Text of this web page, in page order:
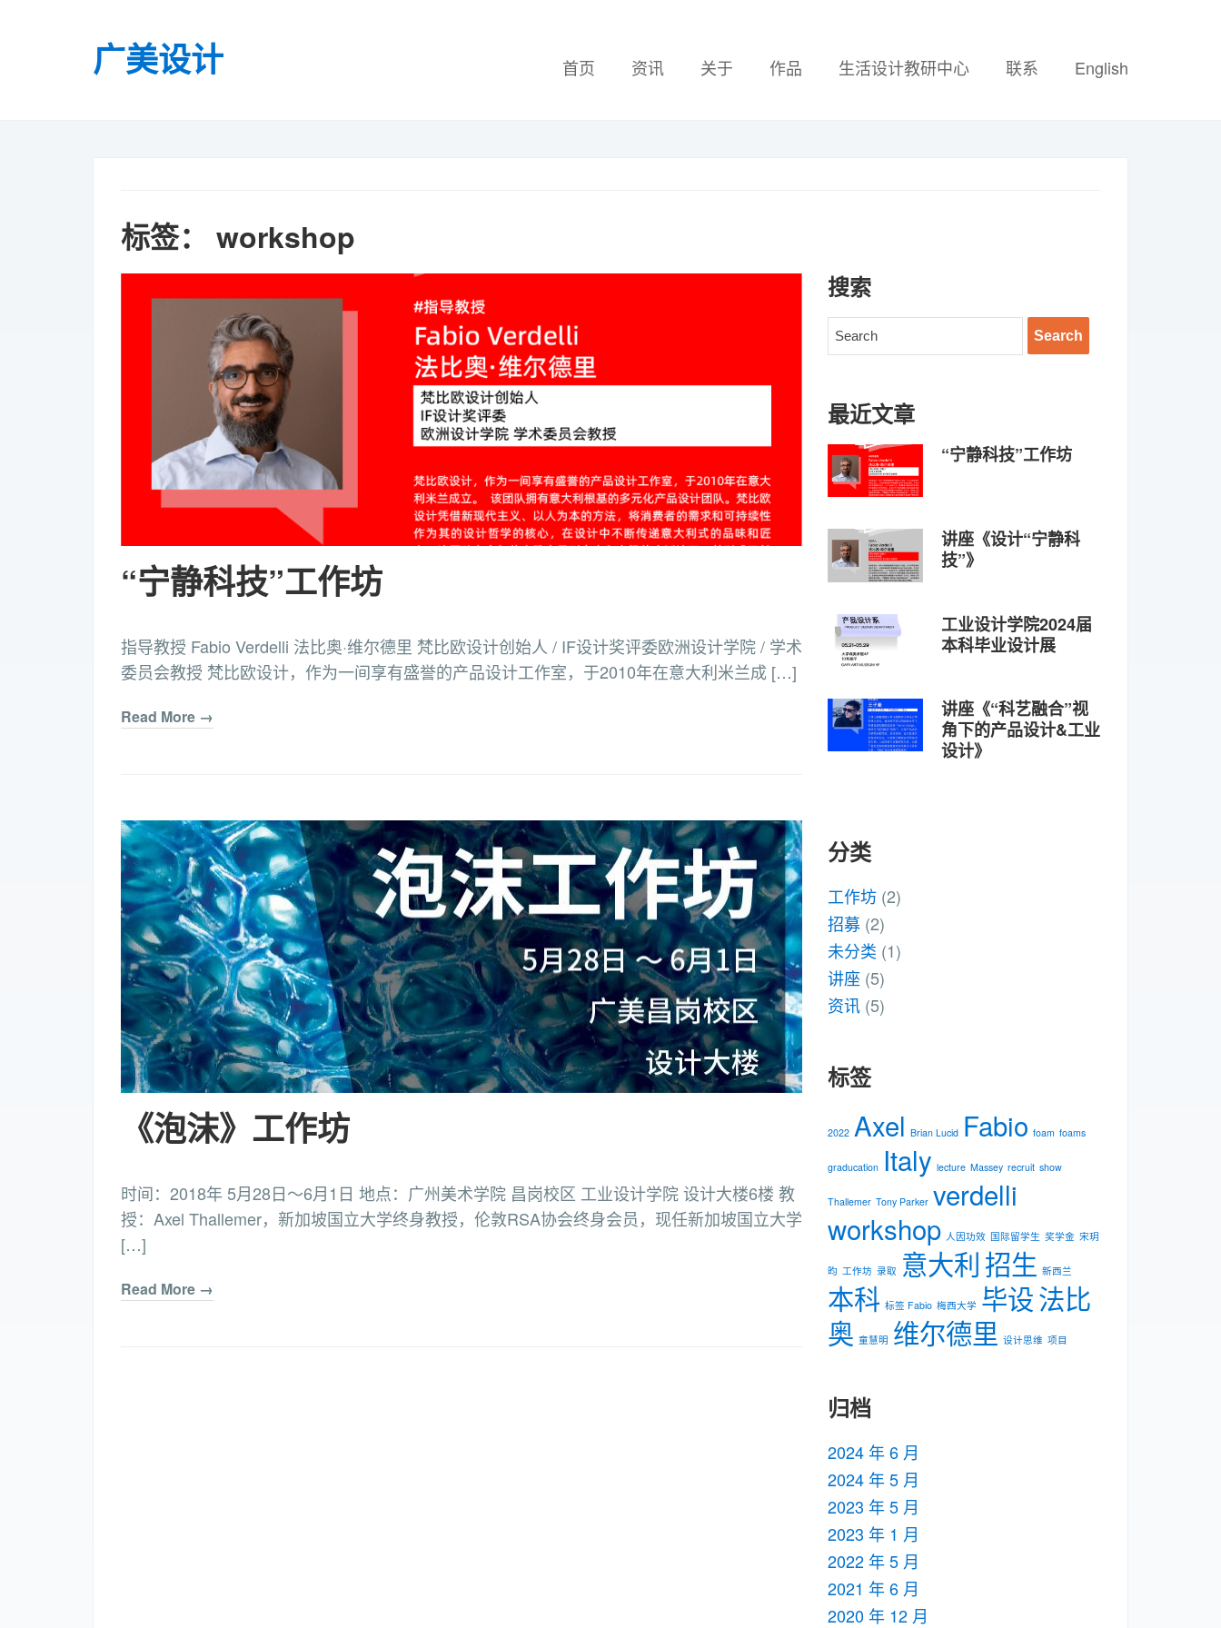
广美设计 首页 资讯 关于 作品 生活设计教研中心 联系 English
标签： workshop
“宁静科技”工作坊
指导教授 Fabio Verdelli 法比奥·维尔德里 梵比欧设计创始人 / IF设计奖评委欧洲设计学院 / 学术
委员会教授 梵比欧设计，作为一间享有盛誉的产品设计工作室，于2010年在意大利米兰成 […]
Read More →
《泡沫》工作坊
时间：2018年 5月28日～6月1日 地点：广州美术学院 昌岗校区 工业设计学院 设计大楼6楼 教
授：Axel Thallemer，新加坡国立大学终身教授，伦敦RSA协会终身会员，现任新加坡国立大学
[…]
Read More →
搜索
最近文章
“宁静科技”工作坊
讲座《设计“宁静科
技”》
工业设计学院2024届
本科毕业设计展
讲座《“科艺融合”视
角下的产品设计&工业
设计》
分类
工作坊 (2)
招募 (2)
未分类 (1)
讲座 (5)
资讯 (5)
标签
2022 Axel Brian Lucid Fabio foam foams
graducation Italy lecture Massey recruit show
Thallemer Tony Parker verdelli
workshop 人因功效 国际留学生 奖学金 宋玥
昀 工作坊 录取 意大利招生 新⻄兰
本科 标签 Fabio 梅⻄⼤学 毕设法比
奥 童慧明 维尔德里 设计思维 项目
归档
2024 年 6 月
2024 年 5 月
2023 年 5 月
2023 年 1 月
2022 年 5 月
2021 年 6 月
2020 年 12 月